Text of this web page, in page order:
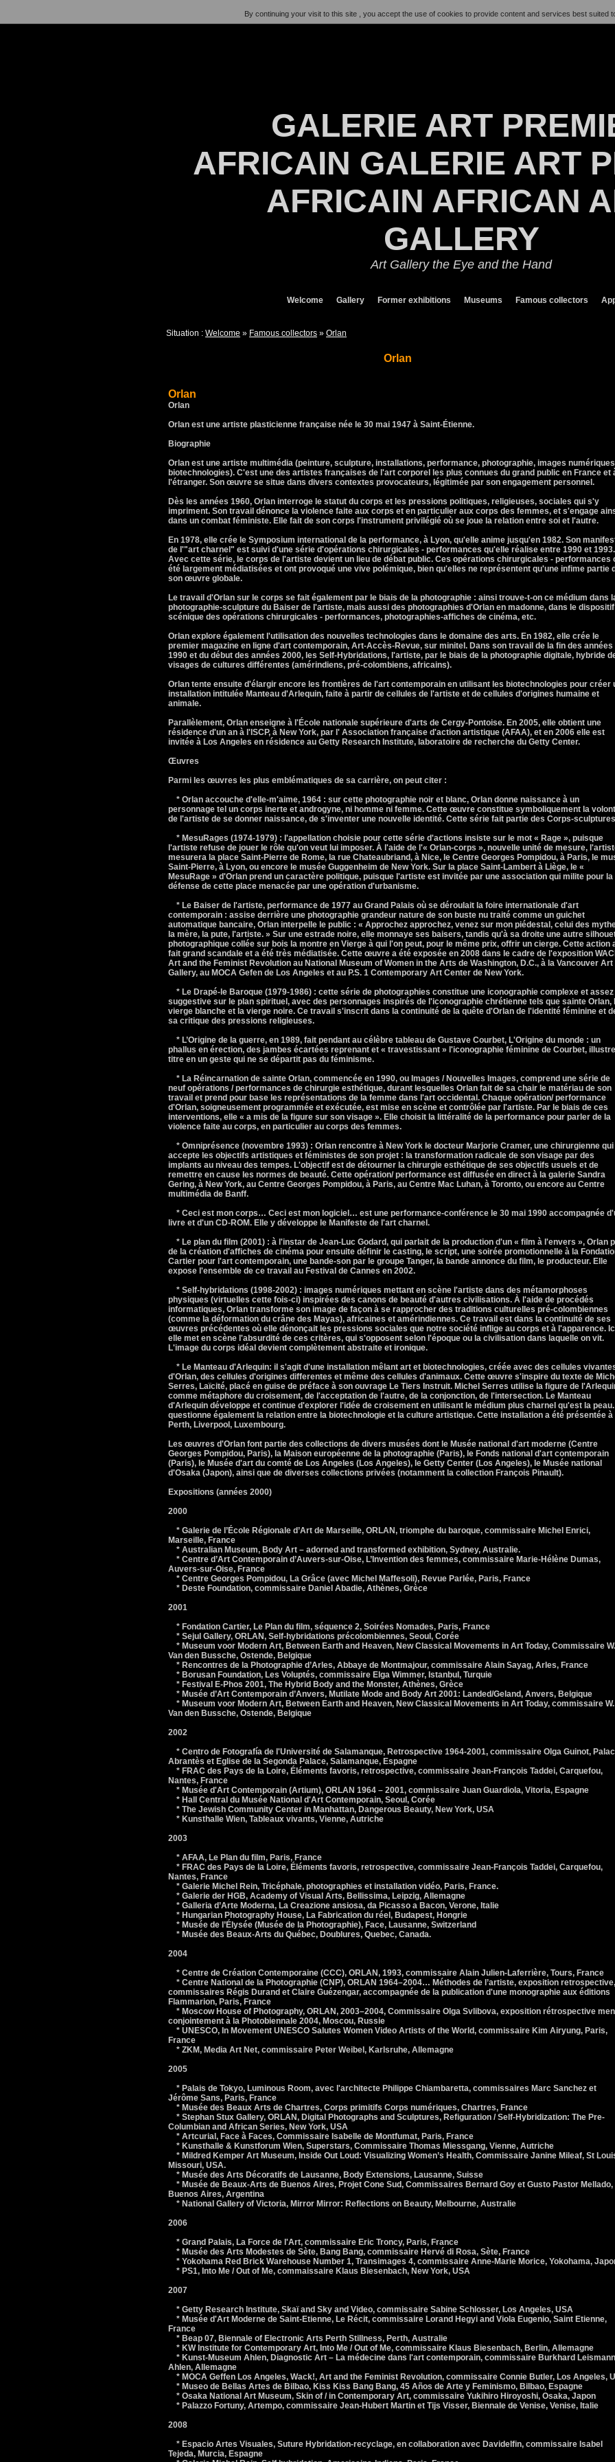
By continuing your visit to this site , you accept the use of cookies to provide content and services best suited
GALERIE ART
AFRICAIN GALERIE ART
AFRICAIN AFRICAN
GALLERY
Art Gallery the Eye and the Hand
Welcome Gallery Former exhibitions Museums Famous collectors
Situation : Welcome » Famous collectors » Orlan
Orlan
Orlan
Orlan
Orlan est une artiste plasticienne française née le 30 mai 1947 à Saint-Étienne.
Biographie
Orlan est une artiste multimédia (peinture, sculpture, installations, performance, photographie, images
biotechnologies). C'est une des artistes françaises de l'art corporel les plus connues du grand public en France et
l'étranger. Son œuvre se situe dans divers contextes provocateurs, légitimée par son engagement personnel.
Dès les années 1960, Orlan interroge le statut du corps et les pressions politiques, religieuses, sociales qui s'y
impriment. Son travail dénonce la violence faite aux corps et en particulier aux corps des femmes, et s'engage
dans un combat féministe. Elle fait de son corps l'instrument privilégié où se joue la relation entre soi et l'autre.
En 1978, elle crée le Symposium international de la performance, à Lyon, qu'elle anime jusqu'en 1982. Son
de l'"art charnel" est suivi d'une série d'opérations chirurgicales - performances qu'elle réalise entre 1990 et 1993.
Avec cette série, le corps de l'artiste devient un lieu de débat public. Ces opérations chirurgicales - performances
été largement médiatisées et ont provoqué une vive polémique, bien qu'elles ne représentent qu'une infime partie
son œuvre globale.
Le travail d'Orlan sur le corps se fait également par le biais de la photographie : ainsi trouve-t-on ce médium dans
photographie-sculpture du Baiser de l'artiste, mais aussi des photographies d'Orlan en madonne, dans le dispositif
scénique des opérations chirurgicales - performances, photographies-affiches de cinéma, etc.
Orlan explore également l'utilisation des nouvelles technologies dans le domaine des arts. En 1982, elle crée le
premier magazine en ligne d'art contemporain, Art-Accès-Revue, sur minitel. Dans son travail de la fin des années
1990 et du début des années 2000, les Self-Hybridations, l'artiste, par le biais de la photographie digitale, hybride
visages de cultures différentes (amérindiens, pré-colombiens, africains).
Orlan tente ensuite d'élargir encore les frontières de l'art contemporain en utilisant les biotechnologies pour créer
installation intitulée Manteau d'Arlequin, faite à partir de cellules de l'artiste et de cellules d'origines humaine et
animale.
Parallèlement, Orlan enseigne à l'École nationale supérieure d'arts de Cergy-Pontoise. En 2005, elle obtient une
résidence d'un an à l'ISCP, à New York, par l' Association française d'action artistique (AFAA), et en 2006 elle est
invitée à Los Angeles en résidence au Getty Research Institute, laboratoire de recherche du Getty Center.
Œuvres
Parmi les œuvres les plus emblématiques de sa carrière, on peut citer :
* Orlan accouche d'elle-m'aime, 1964 : sur cette photographie noir et blanc, Orlan donne naissance à un
personnage tel un corps inerte et androgyne, ni homme ni femme. Cette œuvre constitue symboliquement la
de l'artiste de se donner naissance, de s'inventer une nouvelle identité. Cette série fait partie des Corps-
* MesuRages (1974-1979) : l'appellation choisie pour cette série d'actions insiste sur le mot « Rage », puisque
l'artiste refuse de jouer le rôle qu'on veut lui imposer. À l'aide de l'« Orlan-corps », nouvelle unité de mesure,
mesurera la place Saint-Pierre de Rome, la rue Chateaubriand, à Nice, le Centre Georges Pompidou, à Paris, le
Saint-Pierre, à Lyon, ou encore le musée Guggenheim de New York. Sur la place Saint-Lambert à Liège, le «
MesuRage » d'Orlan prend un caractère politique, puisque l'artiste est invitée par une association qui milite pour la
défense de cette place menacée par une opération d'urbanisme.
* Le Baiser de l'artiste, performance de 1977 au Grand Palais où se déroulait la foire internationale d'art
contemporain : assise derrière une photographie grandeur nature de son buste nu traité comme un guichet
automatique bancaire, Orlan interpelle le public : « Approchez approchez, venez sur mon piédestal, celui des
la mère, la pute, l'artiste. » Sur une estrade noire, elle monnaye ses baisers, tandis qu'à sa droite une autre
photographique collée sur bois la montre en Vierge à qui l'on peut, pour le même prix, offrir un cierge. Cette action
fait grand scandale et a été très médiatisée. Cette œuvre a été exposée en 2008 dans le cadre de l'exposition
Art and the Feminist Revolution au National Museum of Women in the Arts de Washington, D.C., à la Vancouver Art
Gallery, au MOCA Gefen de Los Angeles et au P.S. 1 Contemporary Art Center de New York.
* Le Drapé-le Baroque (1979-1986) : cette série de photographies constitue une iconographie complexe et assez
suggestive sur le plan spirituel, avec des personnages inspirés de l'iconographie chrétienne tels que sainte Orlan,
vierge blanche et la vierge noire. Ce travail s'inscrit dans la continuité de la quête d'Orlan de l'identité féminine et
sa critique des pressions religieuses.
* L’Origine de la guerre, en 1989, fait pendant au célèbre tableau de Gustave Courbet, L'Origine du monde : un
phallus en érection, des jambes écartées reprenant et « travestissant » l'iconographie féminine de Courbet,
titre en un geste qui ne se départit pas du féminisme.
* La Réincarnation de sainte Orlan, commencée en 1990, ou Images / Nouvelles Images, comprend une série de
neuf opérations / performances de chirurgie esthétique, durant lesquelles Orlan fait de sa chair le matériau de son
travail et prend pour base les représentations de la femme dans l'art occidental. Chaque opération/ performance
d'Orlan, soigneusement programmée et exécutée, est mise en scène et contrôlée par l'artiste. Par le biais de ces
interventions, elle « a mis de la figure sur son visage ». Elle choisit la littéralité de la performance pour parler de la
violence faite au corps, en particulier au corps des femmes.
* Omniprésence (novembre 1993) : Orlan rencontre à New York le docteur Marjorie Cramer, une chirurgienne qui
accepte les objectifs artistiques et féministes de son projet : la transformation radicale de son visage par des
implants au niveau des tempes. L'objectif est de détourner la chirurgie esthétique de ses objectifs usuels et de
remettre en cause les normes de beauté. Cette opération/ performance est diffusée en direct à la galerie Sandra
Gering, à New York, au Centre Georges Pompidou, à Paris, au Centre Mac Luhan, à Toronto, ou encore au Centre
multimédia de Banff.
* Ceci est mon corps… Ceci est mon logiciel… est une performance-conférence le 30 mai 1990 accompagnée
livre et d'un CD-ROM. Elle y développe le Manifeste de l'art charnel.
* Le plan du film (2001) : à l'instar de Jean-Luc Godard, qui parlait de la production d'un « film à l'envers », Orlan
de la création d'affiches de cinéma pour ensuite définir le casting, le script, une soirée promotionnelle à la
Cartier pour l'art contemporain, une bande-son par le groupe Tanger, la bande annonce du film, le producteur. Elle
expose l'ensemble de ce travail au Festival de Cannes en 2002.
* Self-hybridations (1998-2002) : images numériques mettant en scène l'artiste dans des métamorphoses
physiques (virtuelles cette fois-ci) inspirées des canons de beauté d'autres civilisations. À l'aide de procédés
informatiques, Orlan transforme son image de façon à se rapprocher des traditions culturelles pré-colombiennes
(comme la déformation du crâne des Mayas), africaines et amérindiennes. Ce travail est dans la continuité de ses
œuvres précédentes où elle dénonçait les pressions sociales que notre société inflige au corps et à l'apparence.
elle met en scène l'absurdité de ces critères, qui s'opposent selon l'époque ou la civilisation dans laquelle on vit.
L'image du corps idéal devient complètement abstraite et ironique.
* Le Manteau d'Arlequin: il s'agit d'une installation mêlant art et biotechnologies, créée avec des cellules
d'Orlan, des cellules d'origines differentes et même des cellules d'animaux. Cette œuvre s'inspire du texte de
Serres, Laïcité, placé en guise de préface à son ouvrage Le Tiers Instruit. Michel Serres utilise la figure de
comme métaphore du croisement, de l'acceptation de l'autre, de la conjonction, de l'intersection. Le Manteau
d'Arlequin développe et continue d'explorer l'idée de croisement en utilisant le médium plus charnel qu'est la
questionne également la relation entre la biotechnologie et la culture artistique. Cette installation a été présentée à
Perth, Liverpool, Luxembourg.
Les œuvres d'Orlan font partie des collections de divers musées dont le Musée national d'art moderne (Centre
Georges Pompidou, Paris), la Maison européenne de la photographie (Paris), le Fonds national d'art contemporain
(Paris), le Musée d'art du comté de Los Angeles (Los Angeles), le Getty Center (Los Angeles), le Musée national
d'Osaka (Japon), ainsi que de diverses collections privées (notamment la collection François Pinault).
Expositions (années 2000)
2000
* Galerie de l’École Régionale d’Art de Marseille, ORLAN, triomphe du baroque, commissaire Michel Enrici,
Marseille, France
* Australian Museum, Body Art – adorned and transformed exhibition, Sydney, Australie.
* Centre d’Art Contemporain d’Auvers-sur-Oise, L’Invention des femmes, commissaire Marie-Hélène Dumas,
Auvers-sur-Oise, France
* Centre Georges Pompidou, La Grâce (avec Michel Maffesoli), Revue Parlée, Paris, France
* Deste Foundation, commissaire Daniel Abadie, Athènes, Grèce
2001
* Fondation Cartier, Le Plan du film, séquence 2, Soirées Nomades, Paris, France
* Sejul Gallery, ORLAN, Self-hybridations précolombiennes, Seoul, Corée
* Museum voor Modern Art, Between Earth and Heaven, New Classical Movements in Art Today, Commissaire W.
Van den Bussche, Ostende, Belgique
* Rencontres de la Photographie d’Arles, Abbaye de Montmajour, commissaire Alain Sayag, Arles, France
* Borusan Foundation, Les Voluptés, commissaire Elga Wimmer, Istanbul, Turquie
* Festival E-Phos 2001, The Hybrid Body and the Monster, Athènes, Grèce
* Musée d’Art Contemporain d’Anvers, Mutilate Mode and Body Art 2001: Landed/Geland, Anvers, Belgique
* Museum voor Modern Art, Between Earth and Heaven, New Classical Movements in Art Today, commissaire W.
Van den Bussche, Ostende, Belgique
2002
* Centro de Fotografía de l'Université de Salamanque, Retrospective 1964-2001, commissaire Olga Guinot,
Abrantès et Eglise de la Segonda Palace, Salamanque, Espagne
* FRAC des Pays de la Loire, Éléments favoris, retrospective, commissaire Jean-François Taddei, Carquefou,
Nantes, France
* Musée d'Art Contemporain (Artium), ORLAN 1964 – 2001, commissaire Juan Guardiola, Vitoria, Espagne
* Hall Central du Musée National d'Art Contemporain, Seoul, Corée
* The Jewish Community Center in Manhattan, Dangerous Beauty, New York, USA
* Kunsthalle Wien, Tableaux vivants, Vienne, Autriche
2003
* AFAA, Le Plan du film, Paris, France
* FRAC des Pays de la Loire, Éléments favoris, retrospective, commissaire Jean-François Taddei, Carquefou,
Nantes, France
* Galerie Michel Rein, Tricéphale, photographies et installation vidéo, Paris, France.
* Galerie der HGB, Academy of Visual Arts, Bellissima, Leipzig, Allemagne
* Galleria d’Arte Moderna, La Creazione ansiosa, da Picasso a Bacon, Verone, Italie
* Hungarian Photography House, La Fabrication du réel, Budapest, Hongrie
* Musée de l’Élysée (Musée de la Photographie), Face, Lausanne, Switzerland
* Musée des Beaux-Arts du Québec, Doublures, Quebec, Canada.
2004
* Centre de Création Contemporaine (CCC), ORLAN, 1993, commissaire Alain Julien-Laferrière, Tours, France
* Centre National de la Photographie (CNP), ORLAN 1964–2004… Méthodes de l’artiste, exposition retrospective,
commissaires Régis Durand et Claire Guézengar, accompagnée de la publication d'une monographie aux éditions
Flammarion, Paris, France
* Moscow House of Photography, ORLAN, 2003–2004, Commissaire Olga Svlibova, exposition rétrospective
conjointement à la Photobiennale 2004, Moscou, Russie
* UNESCO, In Movement UNESCO Salutes Women Video Artists of the World, commissaire Kim Airyung, Paris,
France
* ZKM, Media Art Net, commissaire Peter Weibel, Karlsruhe, Allemagne
2005
* Palais de Tokyo, Luminous Room, avec l'architecte Philippe Chiambaretta, commissaires Marc Sanchez et
Jérôme Sans, Paris, France
* Musée des Beaux Arts de Chartres, Corps primitifs Corps numériques, Chartres, France
* Stephan Stux Gallery, ORLAN, Digital Photographs and Sculptures, Refiguration / Self-Hybridization: The Pre-
Columbian and African Series, New York, USA
* Artcurial, Face à Faces, Commissaire Isabelle de Montfumat, Paris, France
* Kunsthalle & Kunstforum Wien, Superstars, Commissaire Thomas Miessgang, Vienne, Autriche
* Mildred Kemper Art Museum, Inside Out Loud: Visualizing Women’s Health, Commissaire Janine Mileaf, St
Missouri, USA.
* Musée des Arts Décoratifs de Lausanne, Body Extensions, Lausanne, Suisse
* Musée de Beaux-Arts de Buenos Aires, Projet Cone Sud, Commissaires Bernard Goy et Gusto Pastor Mellado,
Buenos Aires, Argentina
* National Gallery of Victoria, Mirror Mirror: Reflections on Beauty, Melbourne, Australie
2006
* Grand Palais, La Force de l'Art, commissaire Eric Troncy, Paris, France
* Musée des Arts Modestes de Sète, Bang Bang, commissaire Hervé di Rosa, Sète, France
* Yokohama Red Brick Warehouse Number 1, Transimages 4, commissaire Anne-Marie Morice, Yokohama,
* PS1, Into Me / Out of Me, commaissaire Klaus Biesenbach, New York, USA
2007
* Getty Research Institute, Skaï and Sky and Video, commissaire Sabine Schlosser, Los Angeles, USA
* Musée d'Art Moderne de Saint-Etienne, Le Récit, commissaire Lorand Hegyi and Viola Eugenio, Saint Etienne,
France
* Beap 07, Biennale of Electronic Arts Perth Stillness, Perth, Australie
* KW Institute for Contemporary Art, Into Me / Out of Me, commissaire Klaus Biesenbach, Berlin, Allemagne
* Kunst-Museum Ahlen, Diagnostic Art – La médecine dans l'art contemporain, commissaire Burkhard
Ahlen, Allemagne
* MOCA Geffen Los Angeles, Wack!, Art and the Feminist Revolution, commissaire Connie Butler, Los Angeles,
* Museo de Bellas Artes de Bilbao, Kiss Kiss Bang Bang, 45 Años de Arte y Feminismo, Bilbao, Espagne
* Osaka National Art Museum, Skin of / in Contemporary Art, commissaire Yukihiro Hiroyoshi, Osaka, Japon
* Palazzo Fortuny, Artempo, commissaire Jean-Hubert Martin et Tijs Visser, Biennale de Venise, Venise, Italie
2008
* Espacio Artes Visuales, Suture Hybridation-recyclage, en collaboration avec Davidelfin, commissaire Isabel
Tejeda, Murcia, Espagne